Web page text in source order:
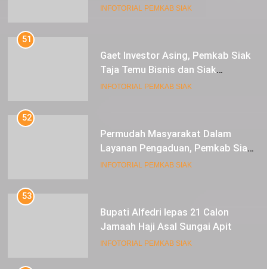
Luar Biasa
INFOTORIAL PEMKAB SIAK
51
Gaet Investor Asing, Pemkab Siak
Taja Temu Bisnis dan Siak
Expoversary 2024
INFOTORIAL PEMKAB SIAK
52
Permudah Masyarakat Dalam
Layanan Pengaduan, Pemkab Siak
Luncurkan Aplikasi SIP PUAN
INFOTORIAL PEMKAB SIAK
53
Bupati Alfedri lepas 21 Calon
Jamaah Haji Asal Sungai Apit
INFOTORIAL PEMKAB SIAK